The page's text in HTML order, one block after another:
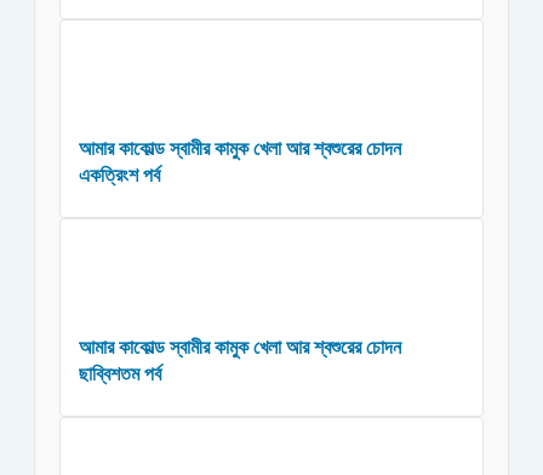
আমার কাকোল্ড স্বামীর কামুক খেলা আর শ্বশুরের চোদন
একত্রিংশ পর্ব
আমার কাকোল্ড স্বামীর কামুক খেলা আর শ্বশুরের চোদন
ছাব্বিশতম পর্ব